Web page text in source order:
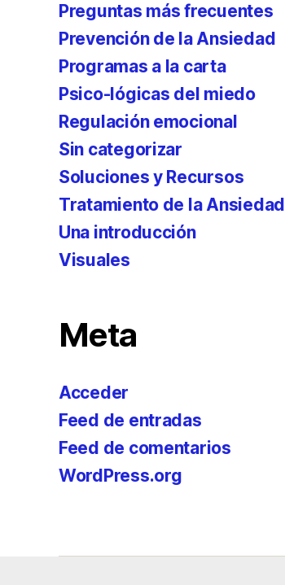
Preguntas más frecuentes
Prevención de la Ansiedad
Programas a la carta
Psico-lógicas del miedo
Regulación emocional
Sin categorizar
Soluciones y Recursos
Tratamiento de la Ansiedad
Una introducción
Visuales
Meta
Acceder
Feed de entradas
Feed de comentarios
WordPress.org